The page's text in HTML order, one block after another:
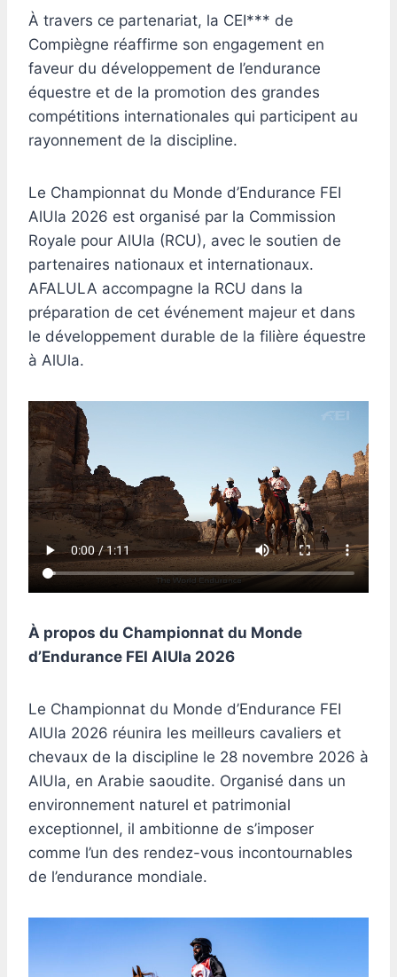
À travers ce partenariat, la CEI*** de
Compiègne réaffirme son engagement en
faveur du développement de l’endurance
équestre et de la promotion des grandes
compétitions internationales qui participent au
rayonnement de la discipline.
Le Championnat du Monde d’Endurance FEI
AlUla 2026 est organisé par la Commission
Royale pour AlUla (RCU), avec le soutien de
partenaires nationaux et internationaux.
AFALULA accompagne la RCU dans la
préparation de cet événement majeur et dans
le développement durable de la filière équestre
à AlUla.
À propos du Championnat du Monde
d’Endurance FEI AlUla 2026
Le Championnat du Monde d’Endurance FEI
AlUla 2026 réunira les meilleurs cavaliers et
chevaux de la discipline le 28 novembre 2026 à
AlUla, en Arabie saoudite. Organisé dans un
environnement naturel et patrimonial
exceptionnel, il ambitionne de s’imposer
comme l’un des rendez-vous incontournables
de l’endurance mondiale.